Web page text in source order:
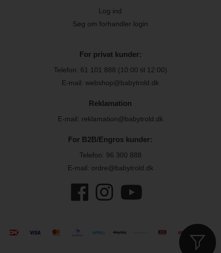
Log ind
Søg om forhandler login
For privat kunder:
Telefon: 61 101 888 (10:00 til 12:00)
E-mail: webshop@babytrold.dk
Reklamation
E-mail: reklamation@babytrold.dk
For B2B/Engros kunder:
Telefon: 96 300 888
E-mail: ordre@babytrold.dk